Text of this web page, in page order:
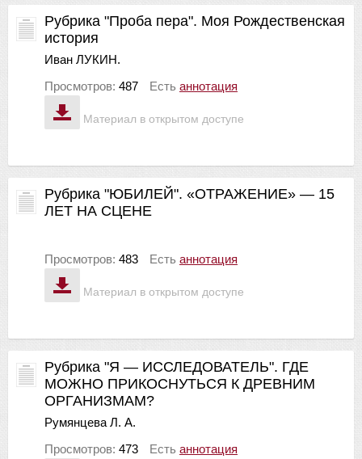
Материал в открытом доступе
Рубрика "Проба пера". Моя Рождественская
история
Иван ЛУКИН.
Просмотров: 487 Есть аннотация
Материал в открытом доступе
Рубрика "ЮБИЛЕЙ". «ОТРАЖЕНИЕ» — 15
ЛЕТ НА СЦЕНЕ
Просмотров: 483 Есть аннотация
Рубрика "Я — ИССЛЕДОВАТЕЛЬ". ГДЕ
МОЖНО ПРИКОСНУТЬСЯ К ДРЕВНИМ
ОРГАНИЗМАМ?
Румянцева Л. А.
Просмотров: 473 Есть аннотация